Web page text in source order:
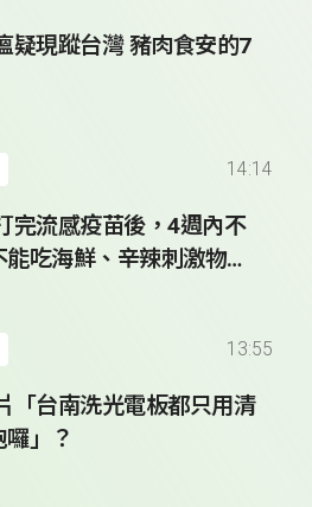
疑現蹤台灣 豬肉食安的7
14:14
完流感疫苗後，4週內不
吃海鮮、辛辣刺激物及
13:55
「台南洗光電板都只用清
」？